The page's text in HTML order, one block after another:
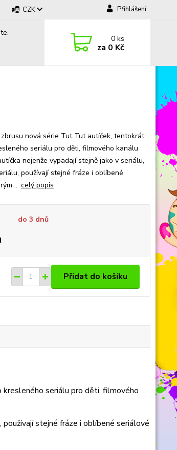
CZK Přihlášení
0ks
za 0 Kč
nová série Tut Tut autíček, tentokrát
seriálu pro děti, filmového kanálu
nejenže vypadají stejně jako v seriálu,
používají stejné fráze i oblíbené
... celý popis
do 3 dnů
Přidat do košíku
seriálu pro děti, filmového
stejné fráze i oblíbené seriálové